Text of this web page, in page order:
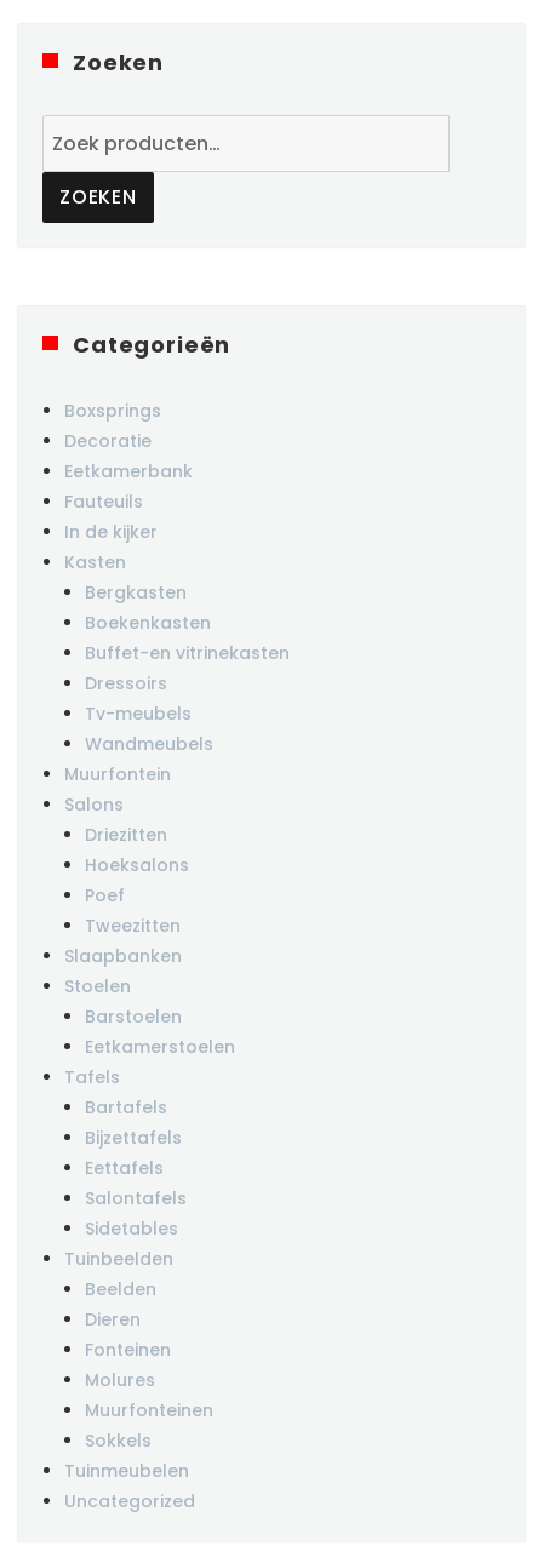
Zoeken
naar:
ZOEKEN
Categorieën
Boxsprings
Decoratie
Eetkamerbank
Fauteuils
In de kijker
Kasten
Bergkasten
Boekenkasten
Buffet-en vitrinekasten
Dressoirs
Tv-meubels
Wandmeubels
Muurfontein
Salons
Driezitten
Hoeksalons
Poef
Tweezitten
Slaapbanken
Stoelen
Barstoelen
Eetkamerstoelen
Tafels
Bartafels
Bijzettafels
Eettafels
Salontafels
Sidetables
Tuinbeelden
Beelden
Dieren
Fonteinen
Molures
Muurfonteinen
Sokkels
Tuinmeubelen
Uncategorized